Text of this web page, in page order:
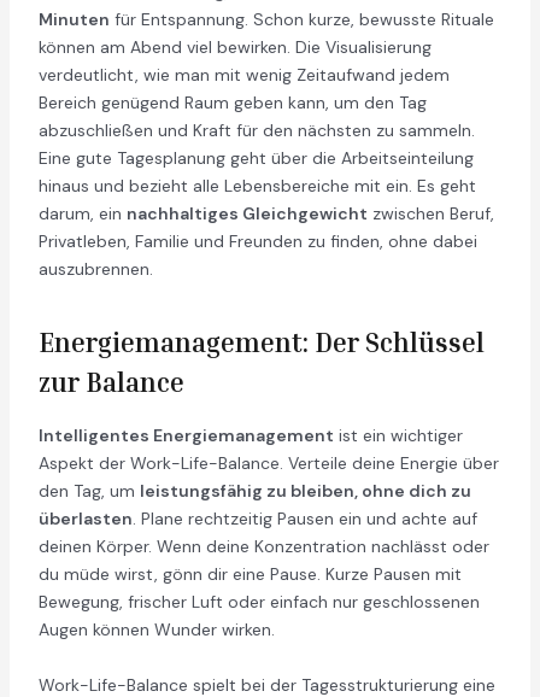
Minuten für Entspannung. Schon kurze, bewusste Rituale
können am Abend viel bewirken. Die Visualisierung
verdeutlicht, wie man mit wenig Zeitaufwand jedem
Bereich genügend Raum geben kann, um den Tag
abzuschließen und Kraft für den nächsten zu sammeln.
Eine gute Tagesplanung geht über die Arbeitseinteilung
hinaus und bezieht alle Lebensbereiche mit ein. Es geht
darum, ein nachhaltiges Gleichgewicht zwischen Beruf,
Privatleben, Familie und Freunden zu finden, ohne dabei
auszubrennen.
Energiemanagement: Der Schlüssel
zur Balance
Intelligentes Energiemanagement ist ein wichtiger
Aspekt der Work-Life-Balance. Verteile deine Energie über
den Tag, um leistungsfähig zu bleiben, ohne dich zu
überlasten. Plane rechtzeitig Pausen ein und achte auf
deinen Körper. Wenn deine Konzentration nachlässt oder
du müde wirst, gönn dir eine Pause. Kurze Pausen mit
Bewegung, frischer Luft oder einfach nur geschlossenen
Augen können Wunder wirken.
Work-Life-Balance spielt bei der Tagesstrukturierung eine